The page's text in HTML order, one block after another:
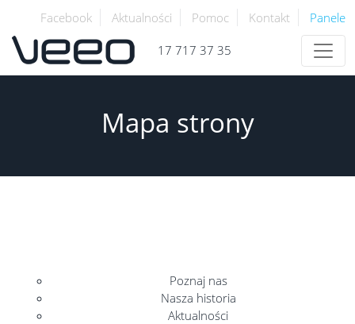
Facebook Aktualności Pomoc Kontakt Panele
17 717 37 35
Mapa strony
Poznaj nas
Nasza historia
Aktualności